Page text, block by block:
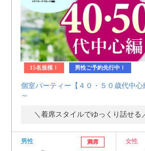
15名規模！ 男性ご予約先行中！
個室パーティー【４０・５０歳代中
～
男性 満席 女性